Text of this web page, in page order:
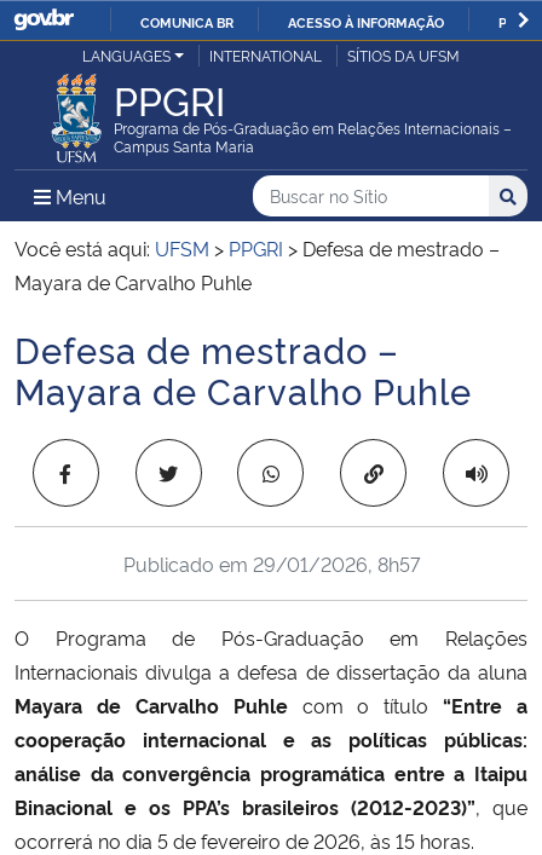
IR
O
COMUNICA BR ACESSO À INFORMAÇÃO
Ministério da Justiça e Segurança Pública
Ministério da Defesa
Ministério das Relações Exteriores
Ministério da Infraestrutura
Ministério da Educação
Ministério da Cidadania
Ministério de Minas e Energia
Ministério da Ciência, Tecnologia, Inovações e Comunicações
Ministério do Meio Ambiente
LANGUAGES INTERNATIONAL SÍTIOS DA UFSM
PPGRI
Programa de Pós-Graduação em Relações Internacionais –
Campus Santa Maria
Menu Menu Principal do Sítio
Busca
Buscar no no Sítio
Busca:
Você está aqui: UFSM > PPGRI > Defesa de mestrado –
Mayara de Carvalho Puhle
Início do conteúdo
Defesa de mestrado –
Mayara de Carvalho Puhle
Copiar para área
Publicado em 29/01/2026, 8h57
O Programa de Pós-Graduação em Relações
Internacionais divulga a defesa de dissertação da aluna
Mayara de Carvalho Puhlecom o título “Entre a
cooperação internacional e as políticas públicas:
análise da convergência programática entre a Itaipu
Binacional e os PPA’s brasileiros (2012-2023)”, que
ocorrerá no dia 5 de fevereiro de 2026, às 15 horas.